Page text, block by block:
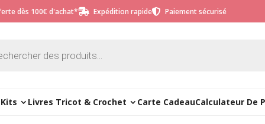
dès 100€ d'achat* Expédition rapide Paiement sécurisé
Kits Livres Tricot & Crochet Carte CadeauCalculateur De